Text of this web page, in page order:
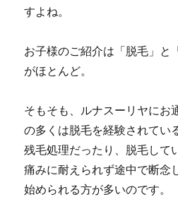
すよね。
お子様のご紹介は「脱毛」と
がほとんど。
そもそも、ルナスーリヤにお
の多くは脱毛を経験されてい
残毛処理だったり、脱毛して
痛みに耐えられず途中で断念
始められる方が多いのです。